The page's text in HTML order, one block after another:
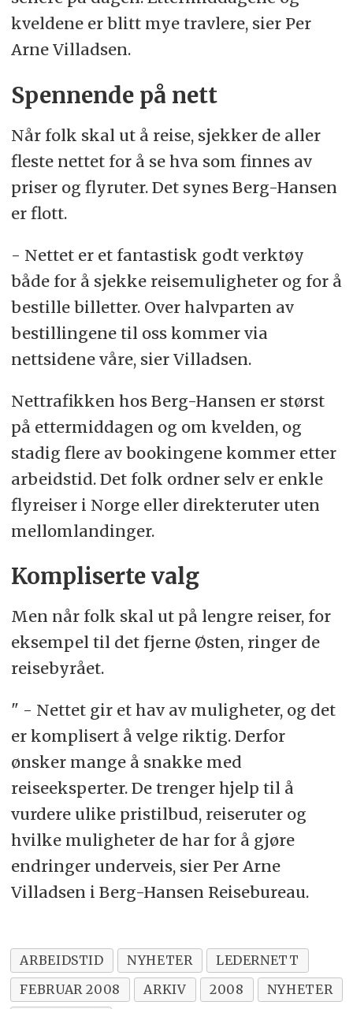
kveldene er blitt mye travlere, sier Per
Arne Villadsen.
Spennende på nett
Når folk skal ut å reise, sjekker de aller
fleste nettet for å se hva som finnes av
priser og flyruter. Det synes Berg-Hansen
er flott.
- Nettet er et fantastisk godt verktøy
både for å sjekke reisemuligheter og for å
bestille billetter. Over halvparten av
bestillingene til oss kommer via
nettsidene våre, sier Villadsen.
Nettrafikken hos Berg-Hansen er størst
på ettermiddagen og om kvelden, og
stadig flere av bookingene kommer etter
arbeidstid. Det folk ordner selv er enkle
flyreiser i Norge eller direkteruter uten
mellomlandinger.
Kompliserte valg
Men når folk skal ut på lengre reiser, for
eksempel til det fjerne Østen, ringer de
reisebyrået.
" - Nettet gir et hav av muligheter, og det
er komplisert å velge riktig. Derfor
ønsker mange å snakke med
reiseeksperter. De trenger hjelp til å
vurdere ulike pristilbud, reiseruter og
hvilke muligheter de har for å gjøre
endringer underveis, sier Per Arne
Villadsen i Berg-Hansen Reisebureau.
ARBEIDSTID NYHETER
LEDERNETT
FEBRUAR 2008
ARKIV 2008
NYHETER